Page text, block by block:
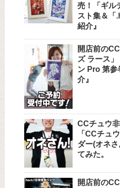
売！「ギル
スト集＆「
紹介』
開店前の
ズ ラース
ン Pro 第参
介』
CCチュウ
「CCチュ
ダー(オネ
てみた。
開店前の